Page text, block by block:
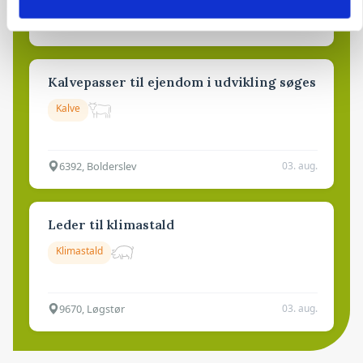
9681, Ranum 03. aug.
Kalvepasser til ejendom i udvikling søges
Kalve
6392, Bolderslev 03. aug.
Leder til klimastald
Klimastald
9670, Løgstør 03. aug.